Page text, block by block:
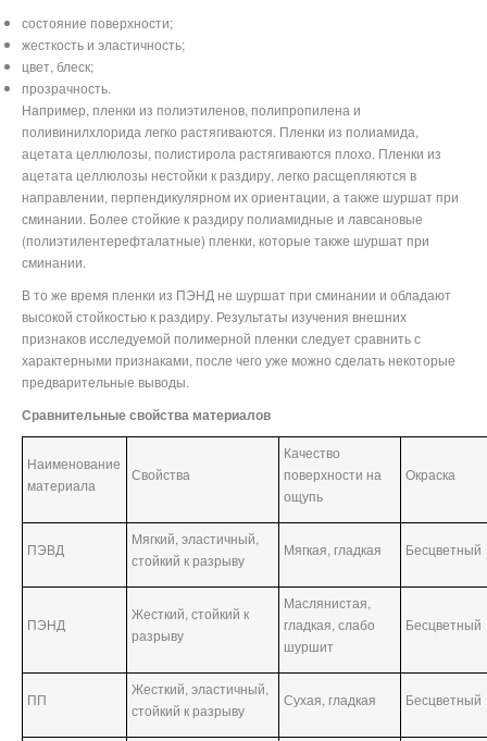
состояние поверхности;
жесткость и эластичность;
цвет, блеск;
прозрачность.
Например, пленки из полиэтиленов, полипропилена и
поливинилхлорида легко растягиваются. Пленки из полиамида,
ацетата целлюлозы, полистирола растягиваются плохо. Пленки из
ацетата целлюлозы нестойки к раздиру, легко расщепляются в
направлении, перпендикулярном их ориентации, а также шуршат при
сминании. Более стойкие к раздиру полиамидные и лавсановые
(полиэтилентерефталатные) пленки, которые также шуршат при
сминании.
В то же время пленки из ПЭНД не шуршат при сминании и обладают
высокой стойкостью к раздиру. Результаты изучения внешних
признаков исследуемой полимерной пленки следует сравнить с
характерными признаками, после чего уже можно сделать некоторые
предварительные выводы.
Сравнительные свойства материалов
Наименование
материала
Свойства
Качество
поверхности на
ощупь
Окраска
ПЭВД
Мягкий, эластичный,
стойкий к разрыву
Мягкая, гладкая Бесцветный
ПЭНД
Жесткий, стойкий к
разрыву
Маслянистая,
гладкая, слабо
шуршит
Бесцветный
ПП
Жесткий, эластичный,
стойкий к разрыву
Сухая, гладкая Бесцветный